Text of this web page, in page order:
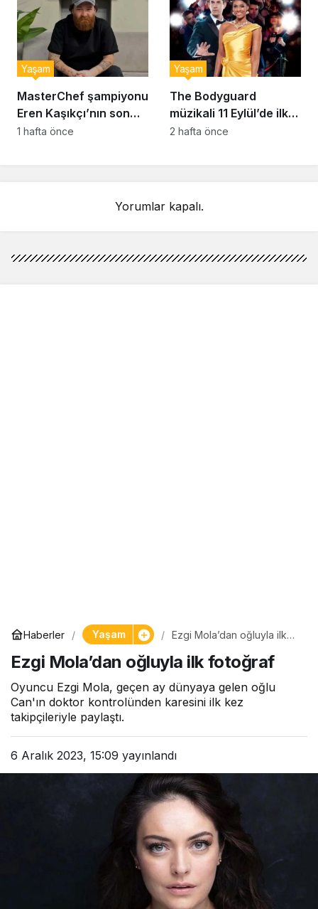
MasterChef şampiyonu
Eren Kaşıkçı’nın son
anlarındaki kahreden
Yaşam
1 hafta önce
The Bodyguard
müzikali 11 Eylül’de ilk
kez Türkiye’de
Yaşam
2 hafta önce
Yorumlar kapalı.
Haberler Yaşam
Ezgi Mola’dan oğluyla ilk
Ezgi Mola’dan oğluyla ilk fotoğraf
Oyuncu Ezgi Mola, geçen ay dünyaya gelen oğlu
Can'ın doktor kontrolünden karesini ilk kez
takipçileriyle paylaştı.
6 Aralık 2023, 15:09 yayınlandı